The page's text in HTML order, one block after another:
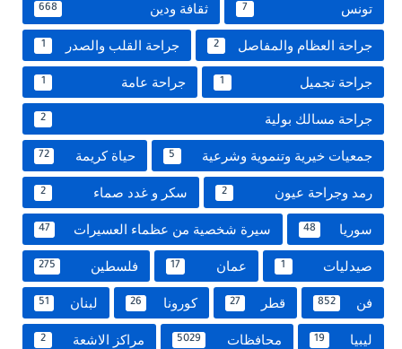
تونس 7 ثقافة ودين 668
جراحة العظام والمفاصل 2 جراحة القلب والصدر 1
جراحة تجميل 1 جراحة عامة 1
جراحة مسالك بولية 2
جمعيات خيرية وتنموية وشرعية 5 حياة كريمة 72
رمد وجراحة عيون 2 سكر و غدد صماء 2
سوريا 48 سيرة شخصية من عظماء العسيرات 47
صيدليات 1 عمان 17 فلسطين 275
فن 852 قطر 27 كورونا 26 لبنان 51
ليبيا 19 محافظات 5029 مراكز الاشعة 2